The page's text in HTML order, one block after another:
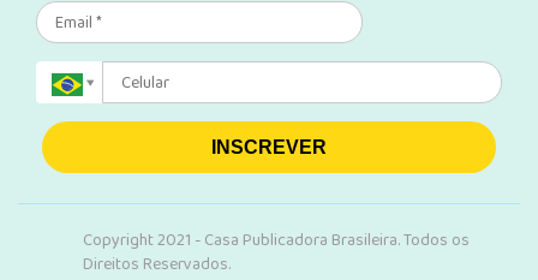
INSCREVER
Copyright 2021 - Casa Publicadora Brasileira. Todos os
Direitos Reservados.